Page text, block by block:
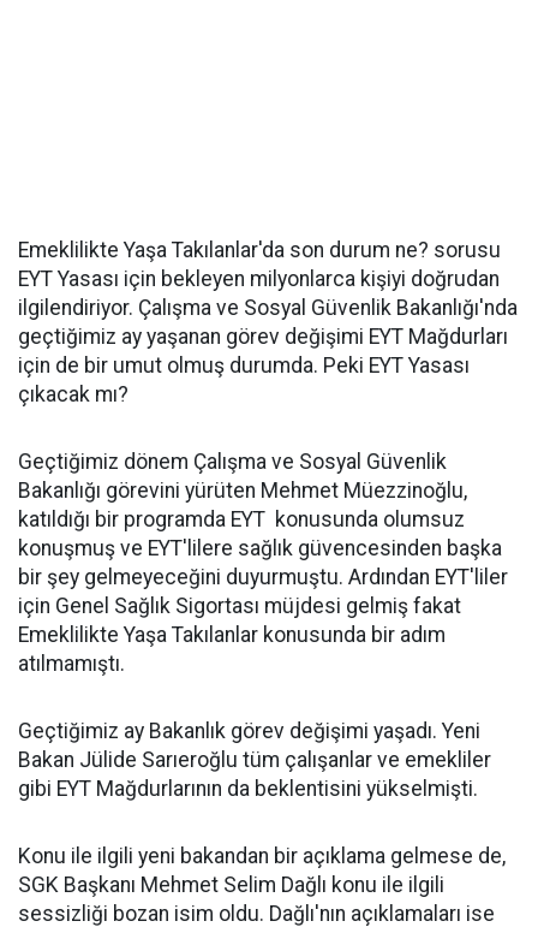
Emeklilikte Yaşa Takılanlar'da son durum ne? sorusu
EYT Yasası için bekleyen milyonlarca kişiyi doğrudan
ilgilendiriyor. Çalışma ve Sosyal Güvenlik Bakanlığı'nda
geçtiğimiz ay yaşanan görev değişimi EYT Mağdurları
için de bir umut olmuş durumda. Peki EYT Yasası
çıkacak mı?
Geçtiğimiz dönem Çalışma ve Sosyal Güvenlik
Bakanlığı görevini yürüten Mehmet Müezzinoğlu,
katıldığı bir programda EYT konusunda olumsuz
konuşmuş ve EYT'lilere sağlık güvencesinden başka
bir şey gelmeyeceğini duyurmuştu. Ardından EYT'liler
için Genel Sağlık Sigortası müjdesi gelmiş fakat
Emeklilikte Yaşa Takılanlar konusunda bir adım
atılmamıştı.
Geçtiğimiz ay Bakanlık görev değişimi yaşadı. Yeni
Bakan Jülide Sarıeroğlu tüm çalışanlar ve emekliler
gibi EYT Mağdurlarının da beklentisini yükselmişti.
Konu ile ilgili yeni bakandan bir açıklama gelmese de,
SGK Başkanı Mehmet Selim Dağlı konu ile ilgili
sessizliği bozan isim oldu. Dağlı'nın açıklamaları ise